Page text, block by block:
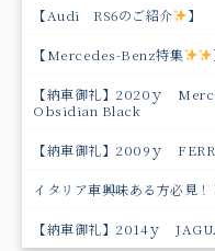
【Audi RS6のご紹介 】
【Mercedes-Benz特集
【納車御礼】2020ｙ
Obsidian Black
【納車御礼】2009ｙ
イタリア車興味ある方必見！
【納車御礼】2014ｙ